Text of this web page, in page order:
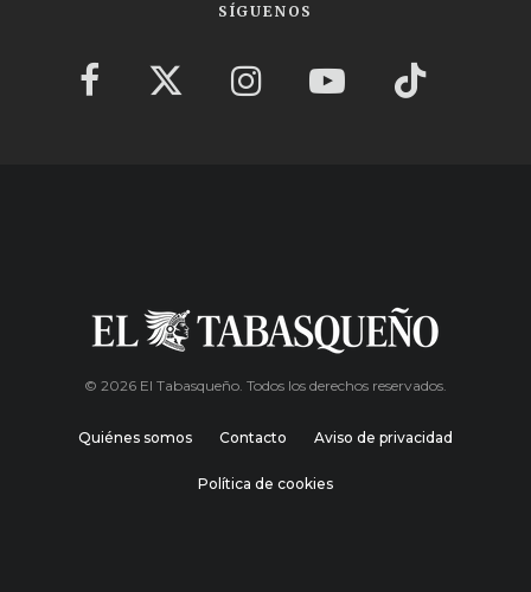
SÍGUENOS
© 2026 El Tabasqueño. Todos los derechos reservados.
Quiénes somos Contacto Aviso de privacidad
Política de cookies